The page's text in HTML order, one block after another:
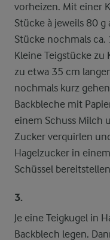
vorheizen. Mit einer
Stücke à jeweils 80
Stücke nochmals ca.
Kleine Teigstücke zu
zu etwa 35 cm
nochmals kurz
Backbleche mit
einem Schuss Milch
Zucker verquirlen
Hagelzucker in
Schüssel
3.
Je eine Teigkugel in
Backblech legen.